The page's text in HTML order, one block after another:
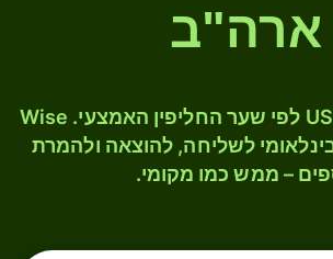
ארה"ב
המירו AOA ל- USD לפי שער החליפין האמצעי. Wise
לשליחה, להוצאה ולהמרת
– ממש כמו מקומי.